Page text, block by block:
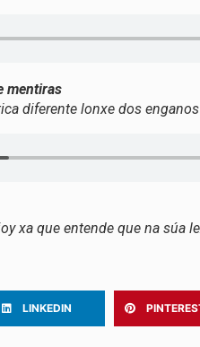
mentiras
diferente lonxe dos
xa que entende que na súa
LINKEDIN